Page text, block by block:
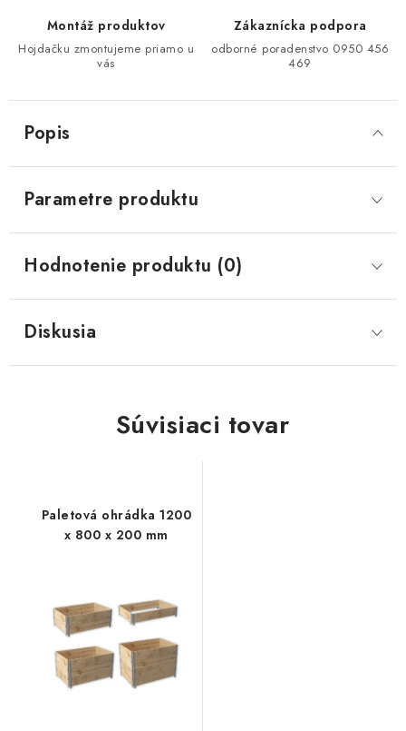
Montáž produktov
Hojdačku zmontujeme priamo u
vás
Zákaznícka podpora
odborné poradenstvo 0950 456
469
Popis
Parametre produktu
Hodnotenie produktu (0)
Diskusia
Súvisiaci tovar
Paletová ohrádka 1200
x 800 x 200 mm